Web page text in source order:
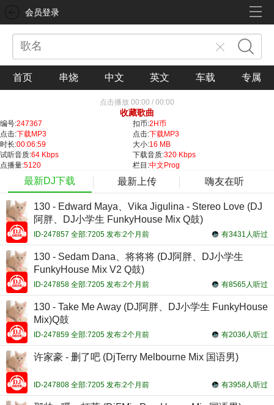
会员登录
首页 串烧 中文 英文 车载 专属
点击播放 00:00 / 00:00
收藏歌曲
编号:247367 扣币:2H币
点击:下载MP3 点击:下载MP3
时长:00:06:59 大小:16 MB
试听音质:64 Kbps 下载音质:320 Kbps
点播量:5120 栏目:中文Prog
最新DJ下载 最新上传 嗨友在听
130 - Edward Maya、Vika Jigulina - Stereo Love (DJ
阿胖、DJ小学生 FunkyHouse Mix Q鼓)
有3431人听过
ID-247857 全部:7205 发布:2个月前
130 - Sedam Dana、将将将 (DJ阿胖、DJ小学生
FunkyHouse Mix V2 Q鼓)
有8565人听过
ID-247858 全部:7205 发布:2个月前
130 - Take Me Away (DJ阿胖、DJ小学生 FunkyHouse
Mix)Q鼓
有2036人听过
ID-247859 全部:7205 发布:2个月前
许家豪 - 删了吧 (DjTerry Melbourne Mix 国语男)
有3958人听过
ID-247808 全部:7205 发布:2个月前